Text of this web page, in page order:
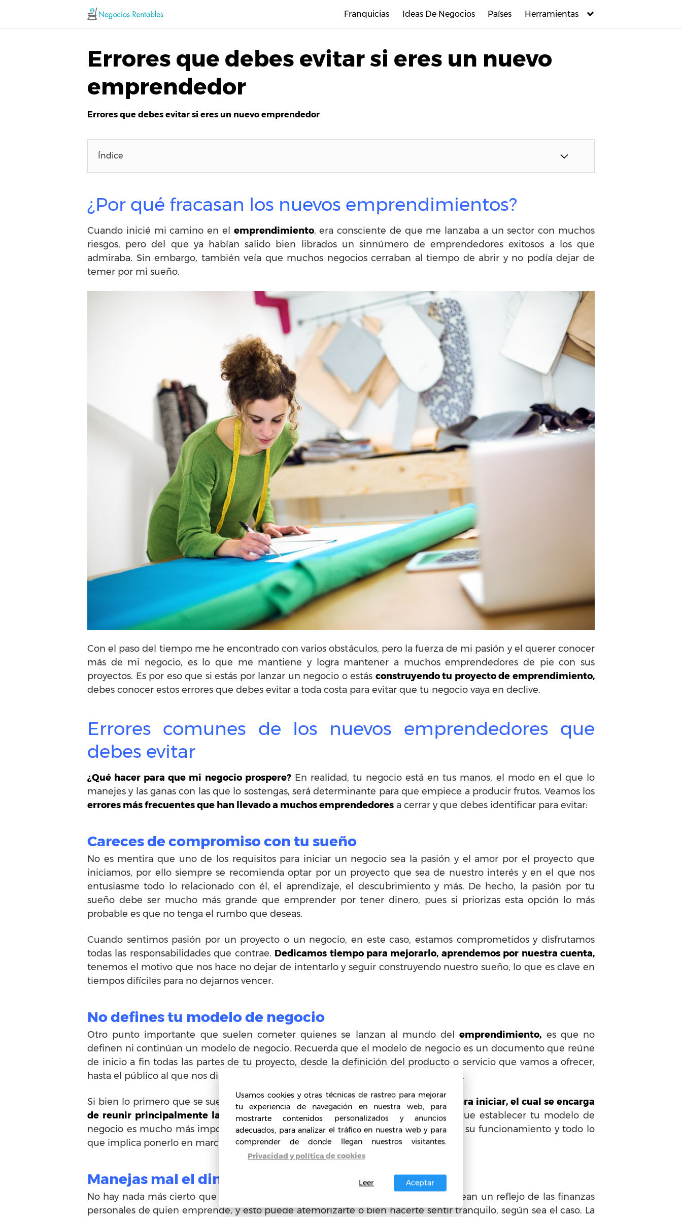
contenido
Franquicias Ideas De Negocios Países Herramientas
Errores que debes evitar si eres un nuevo
emprendedor
Errores que debes evitar si eres un nuevo emprendedor
Índice
¿Por qué fracasan los nuevos emprendimientos?
Cuando inicié mi camino en el emprendimiento, era consciente de que me lanzaba a un sector con muchos
riesgos, pero del que ya habían salido bien librados un sinnúmero de emprendedores exitosos a los que
admiraba. Sin embargo, también veía que muchos negocios cerraban al tiempo de abrir y no podía dejar de
temer por mi sueño.
Con el paso del tiempo me he encontrado con varios obstáculos, pero la fuerza de mi pasión y el querer conocer
más de mi negocio, es lo que me mantiene y logra mantener a muchos emprendedores de pie con sus
proyectos. Es por eso que si estás por lanzar un negocio o estás construyendo tu proyecto de emprendimiento,
debes conocer estos errores que debes evitar a toda costa para evitar que tu negocio vaya en declive.
Errores comunes de los nuevos emprendedores que
debes evitar
¿Qué hacer para que mi negocio prospere?En realidad, tu negocio está en tus manos, el modo en el que lo
manejes y las ganas con las que lo sostengas, será determinante para que empiece a producir frutos. Veamos los
errores más frecuentes que han llevado a muchos emprendedores a cerrar y que debes identificar para evitar:
Careces de compromiso con tu sueño
No es mentira que uno de los requisitos para iniciar un negocio sea la pasión y el amor por el proyecto que
iniciamos, por ello siempre se recomienda optar por un proyecto que sea de nuestro interés y en el que nos
entusiasme todo lo relacionado con él, el aprendizaje, el descubrimiento y más. De hecho, la pasión por tu
sueño debe ser mucho más grande que emprender por tener dinero, pues si priorizas esta opción lo más
probable es que no tenga el rumbo que deseas.
Cuando sentimos pasión por un proyecto o un negocio, en este caso, estamos comprometidos y disfrutamos
todas las responsabilidades que contrae. Dedicamos tiempo para mejorarlo, aprendemos por nuestra cuenta,
tenemos el motivo que nos hace no dejar de intentarlo y seguir construyendo nuestro sueño, lo que es clave en
tiempos difíciles para no dejarnos vencer.
No defines tu modelo de negocio
Otro punto importante que suelen cometer quienes se lanzan al mundo delemprendimiento, es que no
definen ni continúan un modelo de negocio. Recuerda que el modelo de negocio es un documento que reúne
de inicio a fin todas las partes de tu proyecto, desde la definición del producto o servicio que vamos a ofrecer,
hasta el público al que nos dirigimos, la misión, objetivos, entre otros aspectos clave.
Si bien lo primero que se suele escuchar es que
necesitas un plan de negocios para iniciar, el cual se encarga
de reunir principalmente las necesidades económicas generales,
lo cierto es que establecer tu modelo de
negocio es mucho más importante porque te permite conocerlo en profundidad, su funcionamiento y todo lo
que implica ponerlo en marcha, lo tangible y lo no tangible.
Manejas mal el dinero de tu negocio
No hay nada más cierto que en un
las finanzas empresariales sean un reflejo de las finanzas
personales de quien emprende, y esto puede atemorizarte o bien hacerte sentir tranquilo, según sea el caso. La
Usamos cookies y otras técnicas de rastreo para mejorar
tu experiencia de navegación en nuestra web, para
mostrarte contenidos personalizados y anuncios
adecuados, para analizar el tráfico en nuestra web y para
comprender de donde llegan nuestros visitantes.
Privacidad y política de cookies
Aceptar
Leer